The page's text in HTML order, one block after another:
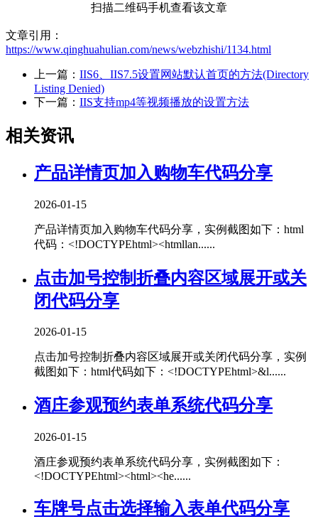
扫描二维码手机查看该文章
文章引用：
https://www.qinghuahulian.com/news/webzhishi/1134.html
上一篇： IIS6、IIS7.5设置网站默认首页的方法(Directory
Listing Denied)
下一篇： IIS支持mp4等视频播放的设置方法
相关资讯
产品详情页加入购物车代码分享
2026-01-15
产品详情页加入购物车代码分享，实例截图如下：html
代码：<!DOCTYPEhtml><htmllan......
点击加号控制折叠内容区域展开或关
闭代码分享
2026-01-15
点击加号控制折叠内容区域展开或关闭代码分享，实例
截图如下：html代码如下：<!DOCTYPEhtml>&l......
酒庄参观预约表单系统代码分享
2026-01-15
酒庄参观预约表单系统代码分享，实例截图如下：
<!DOCTYPEhtml><html><he......
车牌号点击选择输入表单代码分享